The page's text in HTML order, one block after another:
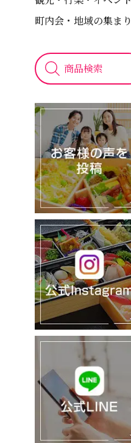
町内会・地域の集まり
お
客
様
の
声
イ
ン
ス
タ
グ
ラ
ム
LINE